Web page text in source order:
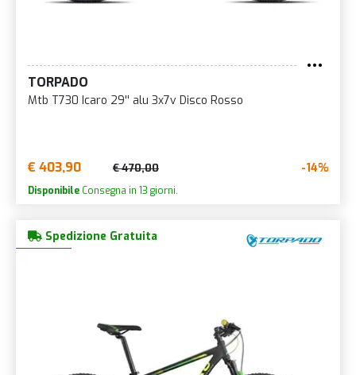
TORPADO
Mtb T730 Icaro 29'' alu 3x7v Disco Rosso
€ 403,90 € 470,00 -14%
Disponibile Consegna in 13 giorni.
Spedizione Gratuita